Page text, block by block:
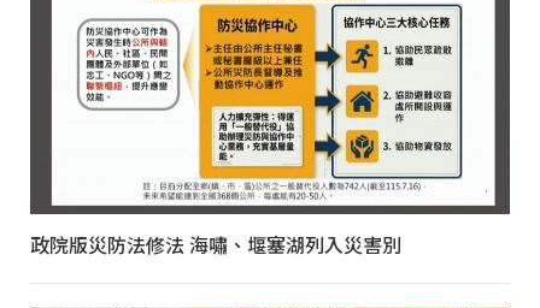
政院版災防法修法 海嘯、堰塞湖列入災害別